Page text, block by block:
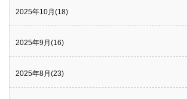
2025年10月(18)
2025年9月(16)
2025年8月(23)